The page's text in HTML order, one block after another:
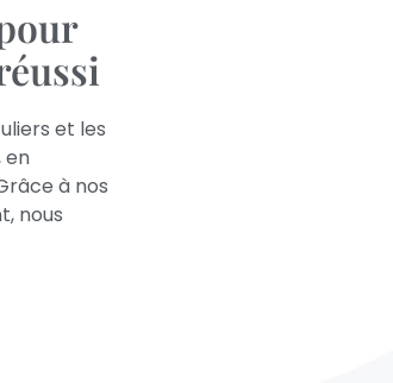
et les
en
à nos
nous